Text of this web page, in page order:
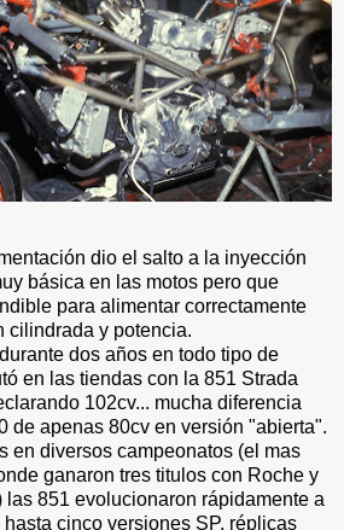
dio el salto a la inyección
básica en las motos pero que
para alimentar correctamente
cilindrada y potencia.
dos años en todo tipo de
en las tiendas con la 851 Strada
102cv... mucha diferencia
de apenas 80cv en versión "abierta".
en diversos campeonatos (el mas
ganaron tres titulos con Roche y
las 851 evolucionaron rápidamente a
hasta cinco versiones SP, réplicas